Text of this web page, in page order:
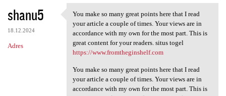
K
o
m
e
shanu5
18.12.2024
Adres
You make so many great points
You make so many great points here that I read
your article a couple of times. Your views are in
accordance with my own for the most part. This is
great content for your readers. situs togel
https://www.fromtheginshelf.com
You make so many great points here that I read
your article a couple of times. Your views are in
accordance with my own for the most part. This is